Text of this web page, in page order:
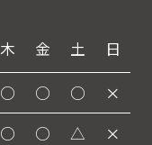
木 金 土 日
○ ○ ○
×
○ ○ △ ×